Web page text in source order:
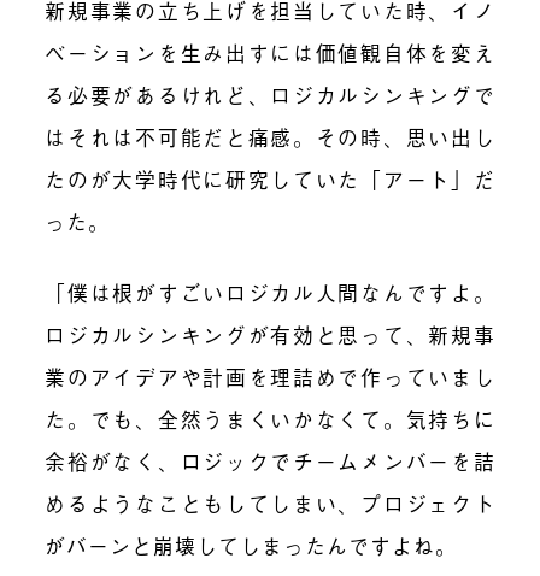
新規事業の立ち上げを担当していた時、イノ
ベーションを生み出すには価値観自体を変え
る必要があるけれど、ロジカルシンキングで
はそれは不可能だと痛感。その時、思い出し
たのが大学時代に研究していた「アート」だ
った。
「僕は根がすごいロジカル人間なんですよ。
ロジカルシンキングが有効と思って、新規事
業のアイデアや計画を理詰めで作っていまし
た。でも、全然うまくいかなくて。気持ちに
余裕がなく、ロジックでチームメンバーを詰
めるようなこともしてしまい、プロジェクト
がバーンと崩壊してしまったんですよね。